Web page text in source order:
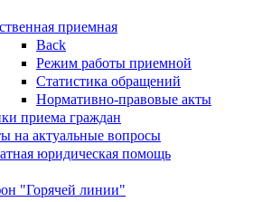
приемная
Back
Режим работы приемной
Статистика обращений
Нормативно-правовые акты
приема граждан
на актуальные вопросы
юридическая помощь
"Горячей линии"